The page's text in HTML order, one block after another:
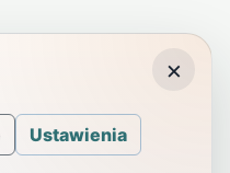
Ustawienia
×